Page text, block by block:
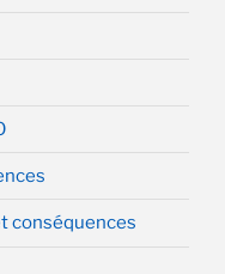
conséquences